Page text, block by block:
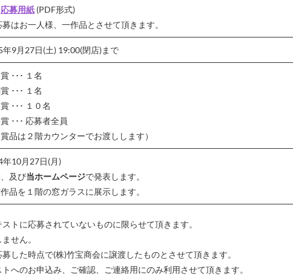
応募用紙 (PDF形式)
はお一人様、一作品とさせて頂きます。
年9月27日(土) 19:00(閉店)まで
･･･ １名
･･･ １名
･･･ １０名
･･･ 応募者全員
品は２階カウンターでお渡しします）
年10月27日(月)
及び当ホームページで発表します。
品を１階の窓ガラスに展示します。
トに応募されていないものに限らせて頂きます。
せん。
した時点で(株)竹宝商会に譲渡したものとさせて頂きます。
へのお申込み、ご確認、ご連絡用にのみ利用させて頂きます。